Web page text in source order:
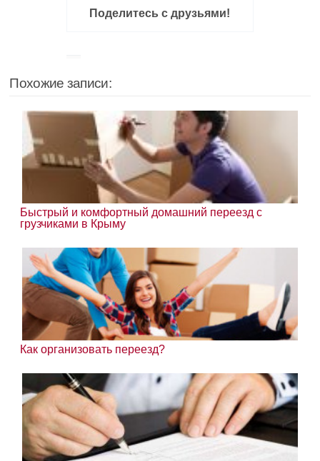
Поделитесь с друзьями!
Похожие записи:
Быстрый и комфортный домашний переезд с
грузчиками в Крыму
Как организовать переезд?